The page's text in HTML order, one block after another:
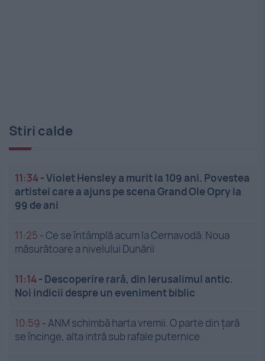
Stiri calde
11:34-Violet Hensley a murit la 109 ani. Povestea
artistei care a ajuns pe scena Grand Ole Opry la
99 de ani
11:25 -Ce se întâmplă acum la Cernavodă. Noua
măsurătoare a nivelului Dunării
11:14- Descoperire rară, din Ierusalimul antic.
Noi indicii despre un eveniment biblic
10:59 -ANM schimbă harta vremii. O parte din țară
se încinge, alta intră sub rafale puternice